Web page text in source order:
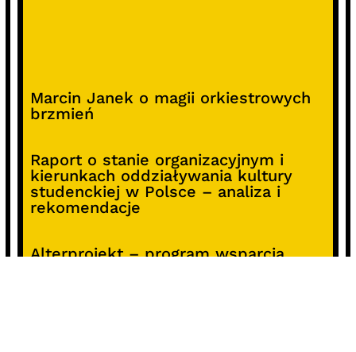
Marcin Janek o magii orkiestrowych
brzmień
Raport o stanie organizacyjnym i
kierunkach oddziaływania kultury
studenckiej w Polsce – analiza i
rekomendacje
Alterprojekt – program wsparcia